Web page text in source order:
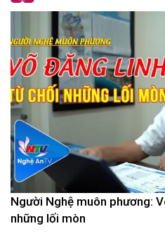
Người Nghệ muôn phương:
những lối mòn